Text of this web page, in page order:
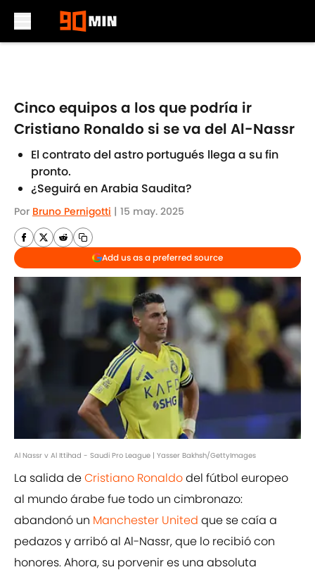
Cinco equipos a los que podría ir
Cristiano Ronaldo si se va del Al-Nassr
El contrato del astro portugués llega a su fin
pronto.
¿Seguirá en Arabia Saudita?
Por Bruno Pernigotti | 15 may. 2025
Add us as a preferred source
Al Nassr v Al Ittihad - Saudi Pro League | Yasser Bakhsh/GettyImages
La salida deCristiano Ronaldodel fútbol europeo
al mundo árabe fue todo un cimbronazo:
abandonó un Manchester United que se caía a
pedazos y arribó al Al-Nassr, que lo recibió con
honores. Ahora, su porvenir es una absoluta